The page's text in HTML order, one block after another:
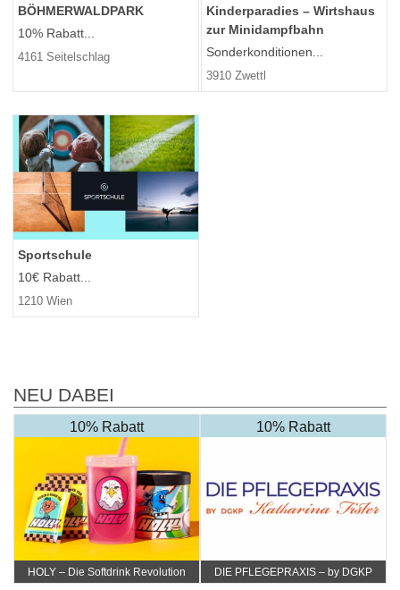
BÖHMERWALDPARK
10% Rabatt...
4161 Seitelschlag
Kinderparadies – Wirtshaus
zur Minidampfbahn
Sonderkonditionen...
3910 Zwettl
Sportschule
10€ Rabatt...
1210 Wien
NEU DABEI
10% Rabatt
HOLY – Die Softdrink Revolution
10% Rabatt
DIE PFLEGEPRAXIS – by DGKP